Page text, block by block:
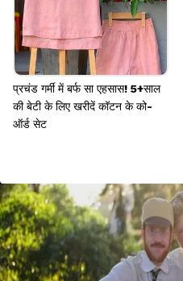
प्रचंड गर्मी में बर्फ सा एहसास! 5+साल
की बेटी के लिए खरीदें कॉटन के को-
ऑर्ड सेट